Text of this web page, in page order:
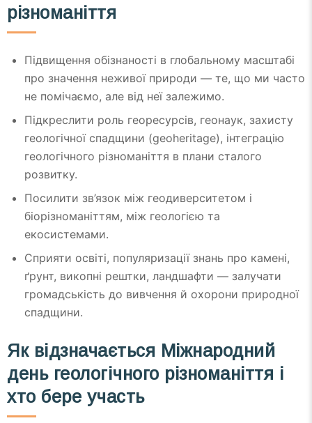
різноманіття
Підвищення обізнаності в глобальному масштабі
про значення неживої природи — те, що ми часто
не помічаємо, але від неї залежимо.
Підкреслити роль георесурсів, геонаук, захисту
геологічної спадщини (geoheritage), інтеграцію
геологічного різноманіття в плани сталого
розвитку.
Посилити зв’язок між геодиверситетом і
біорізноманіттям, між геологією та
екосистемами.
Сприяти освіті, популяризації знань про камені,
ґрунт, викопні рештки, ландшафти — залучати
громадськість до вивчення й охорони природної
спадщини.
Як відзначається Міжнародний
день геологічного різноманіття і
хто бере участь